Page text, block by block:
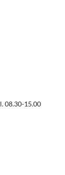
08.30-15.00